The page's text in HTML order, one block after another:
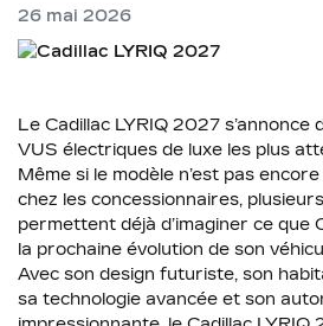
26 mai 2026
Le Cadillac LYRIQ 2027 s’annonce
VUS électriques de luxe les plus
Même si le modèle n’est pas
chez les concessionnaires,
permettent déjà d’imaginer ce que
la prochaine évolution de son
Avec son design futuriste, son
sa technologie avancée et son